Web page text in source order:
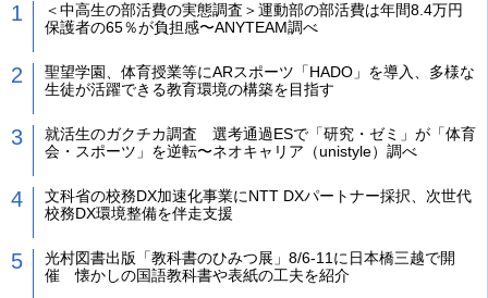
＜中高生の部活費の実態調査＞運動部の部活費は年間8.4万円
保護者の65％が負担感〜ANYTEAM調べ
聖望学園、体育授業等にARスポーツ「HADO」を導入、多様な
生徒が活躍できる教育環境の構築を目指す
就活生のガクチカ調査 選考通過ESで「研究・ゼミ」が「体育
会・スポーツ」を逆転〜ネオキャリア（unistyle）調べ
文科省の校務DX加速化事業にNTT DXパートナー採択、次世代
校務DX環境整備を伴走支援
光村図書出版「教科書のひみつ展」8/6-11に日本橋三越で開
催 懐かしの国語教科書や表紙の工夫を紹介